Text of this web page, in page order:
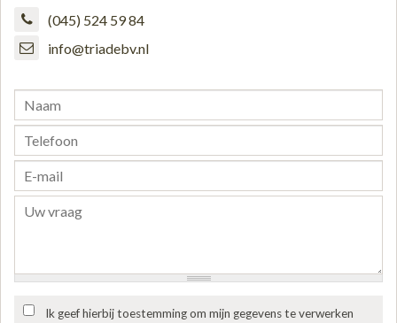
(045) 524 59 84
info@triadebv.nl
Ik geef hierbij toestemming om mijn gegevens te verwerken